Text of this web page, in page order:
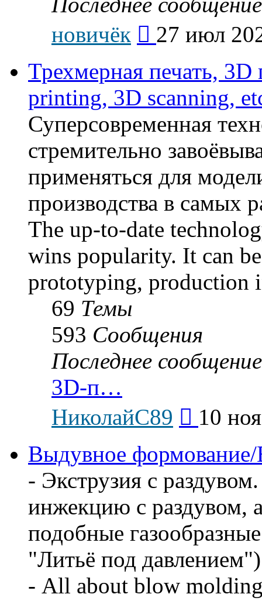
новичёк
последнему
27 июл
Трехмерная печать,
printing, 3D scanning,
Суперсовременная
стремительно
применяться для
производства в самых
The up-to-date
wins popularity. It can
prototyping, production
69 Темы
593 Сообщения
Последнее сообщение
3D-п…
НиколайС89
последнему
10
Выдувное
- Экструзия с
инжекцию с раздувом,
подобные
"Литьё под
- All about blow